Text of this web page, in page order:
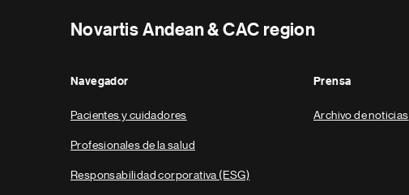
Novartis Andean & CAC region
Navegador
Pacientes y cuidadores
Profesionales de la salud
Responsabilidad corporativa (ESG)
Prensa
Archivo de noticias